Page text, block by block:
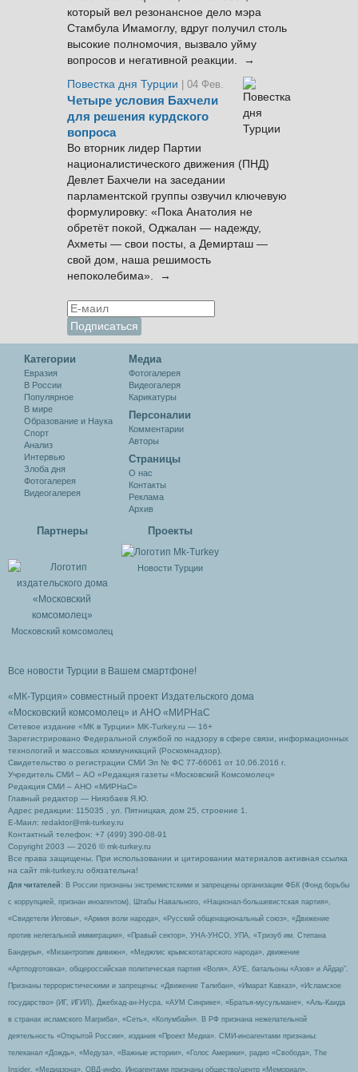
который вел резонансное дело мэра
Стамбула Имамоглу, вдруг получил столь
высокие полномочия, вызвало уйму
вопросов и негативной реакции. →
Повестка дня Турции
| 04 Фев.
Четыре условия Бахчели
для решения курдского
вопроса
Во вторник лидер Партии
националистического движения (ПНД)
Девлет Бахчели на заседании
парламентской группы озвучил ключевую
формулировку: «Пока Анатолия не
обретёт покой, Оджалан — надежду,
Ахметы — свои посты, а Демирташ —
свой дом, наша решимость
непоколебима». →
Категории
Евразия
В России
Популярное
В мире
Образование и Наука
Спорт
Анализ
Интервью
Злоба дня
Фотогалерея
Видеогалерея
Медиа
Фотогалерея
Видеогалеря
Карикатуры
Персоналии
Комментарии
Авторы
Cтраницы
О нас
Контакты
Реклама
Архив
Партнеры
Московский комсомолец
Проекты
Новости Турции
Все новости Турции в Вашем смартфоне!
«МК-Турция» совместный проект Издательского дома
«Московский комсомолец» и АНО «МИРНаС
Сетевое издание «МК в Турции» MK-Turkey.ru — 16+
Зарегистрировано Федеральной службой по надзору в сфере связи, информационных
технологий и массовых коммуникаций (Роскомнадзор).
Свидетельство о регистрации СМИ Эл № ФС 77-66061 от 10.06.2016 г.
Учредитель СМИ – АО «Редакция газеты «Московский Комсомолец»
Редакция СМИ – АНО «МИРНаС»
Главный редактор — Ниязбаев Я.Ю.
Адрес редакции: 115035 , ул. Пятницкая, дом 25, строение 1.
Е-Маил: redaktor@mk-turkey.ru
Контактный телефон: +7 (499) 390-08-91
Copyright 2003 — 2026 © mk-turkey.ru
Все права защищены. При использовании и цитировании материалов активная ссылка
на сайт mk-turkey.ru обязательна!
Для читателей : В России признаны экстремистскими и запрещены организации ФБК (Фонд борьбы
с коррупцией, признан иноагентом), Штабы Навального, «Национал-большевистская партия»,
«Свидетели Иеговы», «Армия воли народа», «Русский общенациональный союз», «Движение
против нелегальной иммиграции», «Правый сектор», УНА-УНСО, УПА, «Тризуб им. Степана
Бандеры», «Мизантропик дивижн», «Меджлис крымскотатарского народа», движение
«Артподготовка», общероссийская политическая партия «Воля», АУЕ, батальоны «Азов» и Айдар″.
Признаны террористическими и запрещены: «Движение Талибан», «Имарат Кавказ», «Исламское
государство» (ИГ, ИГИЛ), Джебхад-ан-Нусра, «АУМ Синрике», «Братья-мусульмане», «Аль-Каида
в странах исламского Магриба», «Сеть», «Колумбайн». В РФ признана нежелательной
деятельность «Открытой России», издания «Проект Медиа». СМИ-иноагентами признаны:
телеканал «Дождь», «Медуза», «Важные истории», «Голос Америки», радио «Свобода», The
Insider, «Медиазона», ОВД-инфо. Иноагентами признаны общество/центр «Мемориал»,